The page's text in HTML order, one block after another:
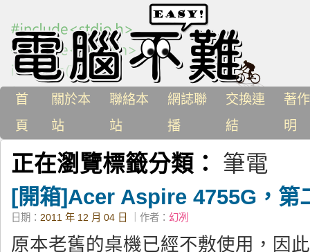
首
頁
關於本
站
聯絡本
站
網誌聯
播
交換連
結
著
明
正在瀏覽標籤分類： 筆電
[開箱]Acer Aspire 4755G，第
日期： 2011 年 12 月 04 日 ｜作者： 幻冽
原本老舊的桌機已經不敷使用，因